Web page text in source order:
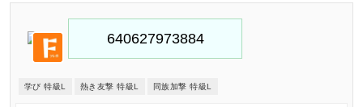
学び 特級L 熱き友撃 特級L 同族加撃 特級L